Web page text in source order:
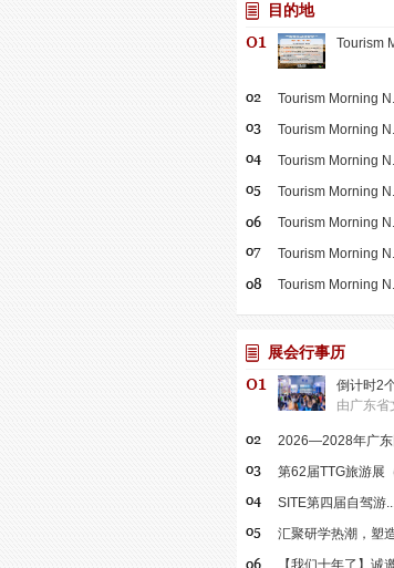
目的地
Tourism
Tourism Morning
Tourism Morning
Tourism Morning
Tourism Morning
Tourism Morning
Tourism Morning
Tourism Morning
展会行事历
倒计时2
由广东省
2026—2028年广东
第62届TTG旅游展
SITE第四届自驾游
汇聚研学热潮，塑
【我们十年了】诚邀